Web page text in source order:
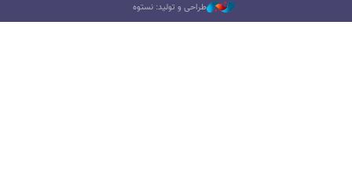
طراحی و تولید: نستوه